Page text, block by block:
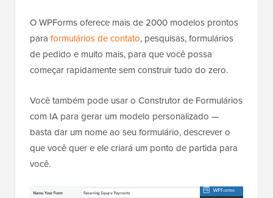
O WPForms oferece mais de 2000 modelos prontos
para formulários de contato, pesquisas, formulários
de pedido e muito mais, para que você possa
começar rapidamente sem construir tudo do zero.
Você também pode usar o Construtor de Formulários
com IA para gerar um modelo personalizado —
basta dar um nome ao seu formulário, descrever o
que você quer e ele criará um ponto de partida para
você.